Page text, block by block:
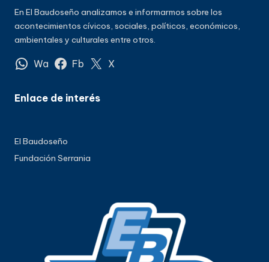
En El Baudoseño analizamos e informarmos sobre los
acontecimientos cívicos, sociales, políticos, económicos,
ambientales y culturales entre otros.
Wa Fb X
Enlace de interés
El Baudoseño
Fundación Serrania